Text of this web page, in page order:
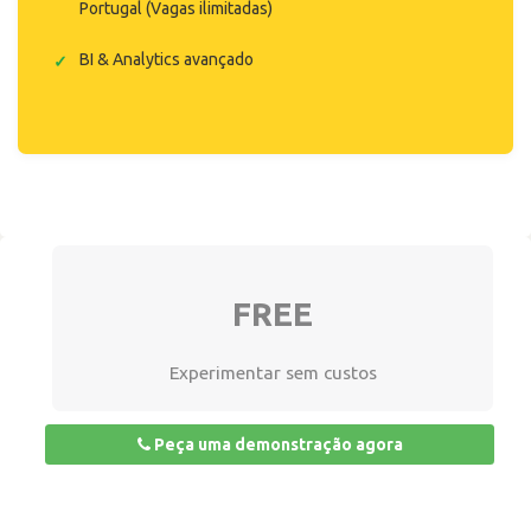
Portugal (Vagas ilimitadas)
BI & Analytics avançado
FREE
Experimentar sem custos
Peça uma demonstração agora